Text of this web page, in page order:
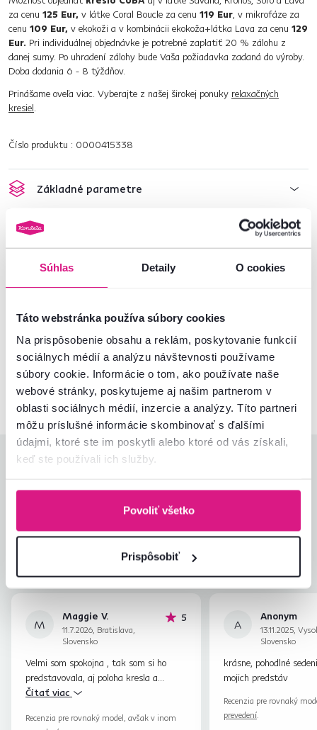
Súhlas Detaily O cookies
Táto webstránka používa súbory cookies
Na prispôsobenie obsahu a reklám, poskytovanie funkcií
sociálnych médií a analýzu návštevnosti používame
súbory cookie. Informácie o tom, ako používate naše
webové stránky, poskytujeme aj našim partnerom v
oblasti sociálnych médií, inzercie a analýzy. Títo partneri
môžu príslušné informácie skombinovať s ďalšími
údajmi, ktoré ste im poskytli alebo ktoré od vás získali,
keď ste používali ich služby.
Povoliť všetko
Prispôsobiť
za cenu 125 Eur, v látke Coral Boucle za cenu 119 Eur, v mikrofáze za
cenu 109 Eur, v ekokoži a v kombinácii ekokoža+látka Lava za cenu 129
Eur. Pri individuálnej objednávke je potrebné zaplatiť 20 % zálohu z
danej sumy. Po uhradení zálohy bude Vaša požiadavka zadaná do výroby.
Doba dodania 6 - 8 týždňov.
Prinášame oveľa viac. Vyberajte z našej širokej ponuky relaxačných
kresiel.
Číslo produktu : 0000415338
Základné parametre
Rozmery a špecifikácie
Informácie o balení
Kontaktujte nás a my vám radi poradíme
02/ 40 100 100 Spustiť chat
Hodnotenia produktu
37recenzií
Kvalita výrobku
Zodpovedá očakávaniam
4,7
Pomer hodnoty a ceny
M
Maggie V.
11.7.2026, Bratislava,
Slovensko
5hviezdičiek
Velmi som spokojna , tak som si ho
predstavovala, aj poloha kresla a
tvrdost mi vyhovuje.
Čítať viac
Recenzia pre rovnaký model, avšak v inom
A
Anonym
13.11.2025,
Slovensko
krásne, pohodlné
mojich predstáv
Recenzia pre rovnaký
prevedení.